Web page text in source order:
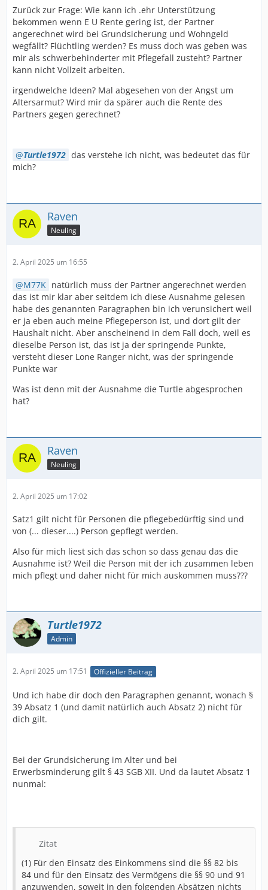
Zurück zur Frage: Wie kann ich .ehr Unterstützung
bekommen wenn E U Rente gering ist, der Partner
angerechnet wird bei Grundsicherung und Wohngeld
wegfällt? Flüchtling werden? Es muss doch was geben was
mir als schwerbehinderter mit Pflegefall zusteht? Partner
kann nicht Vollzeit arbeiten.
irgendwelche Ideen? Mal abgesehen von der Angst um
Altersarmut? Wird mir da spärer auch die Rente des
Partners gegen gerechnet?
Turtle1972 das verstehe ich nicht, was bedeutet das für
mich?
Raven
Neuling
2. April 2025 um 16:55
M77K natürlich muss der Partner angerechnet werden
das ist mir klar aber seitdem ich diese Ausnahme gelesen
habe des genannten Paragraphen bin ich verunsichert weil
er ja eben auch meine Pflegeperson ist, und dort gilt der
Haushalt nicht. Aber anscheinend in dem Fall doch, weil es
dieselbe Person ist, das ist ja der springende Punkte,
versteht dieser Lone Ranger nicht, was der springende
Punkte war
Was ist denn mit der Ausnahme die Turtle abgesprochen
hat?
Raven
Neuling
2. April 2025 um 17:02
Satz1 gilt nicht für Personen die pflegebedürftig sind und
von (... dieser....) Person gepflegt werden.
Also für mich liest sich das schon so dass genau das die
Ausnahme ist? Weil die Person mit der ich zusammen leben
mich pflegt und daher nicht für mich auskommen muss???
Turtle1972
Admin
2. April 2025 um 17:51 Offizieller Beitrag
Und ich habe dir doch den Paragraphen genannt, wonach §
39 Absatz 1 (und damit natürlich auch Absatz 2) nicht für
dich gilt.
Bei der Grundsicherung im Alter und bei
Erwerbsminderung gilt § 43 SGB XII. Und da lautet Absatz 1
nunmal:
Zitat
(1) Für den Einsatz des Einkommens sind die §§ 82 bis
84 und für den Einsatz des Vermögens die §§ 90 und 91
anzuwenden, soweit in den folgenden Absätzen nichts